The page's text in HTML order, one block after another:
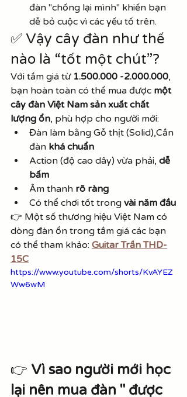
đàn "chống lại mình" khiến bạn
dễ bỏ cuộc vì các yếu tố trên.
✅ Vậy cây đàn như thế
nào là “tốt một chút”?
Với tầm giá từ 1.500.000 -2.000.000,
bạn hoàn toàn có thể mua được một
cây đàn Việt Nam sản xuất chất
lượng ổn, phù hợp cho người mới:
Đàn làm bằng Gỗ thịt (Solid),Cần
đàn khá chuẩn
Action (độ cao dây) vừa phải, dễ
bấm
Âm thanh rõ ràng
Có thể chơi tốt trong vài năm đầu
👉 Một số thương hiệu Việt Nam có
dòng đàn ổn trong tầm giá các bạn
có thể tham khảo: Guitar Trần THD-
15C
https://www.youtube.com/shorts/KvAYEZ
Ww6wM
👉 Vì sao người mới học
lại nên mua đàn " được